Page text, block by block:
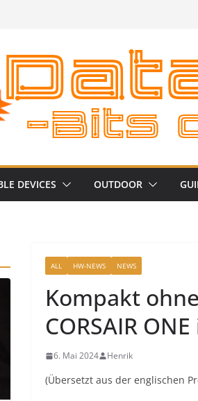
DEVICES OUTDOOR
ALL HW-NEWS NEWS
Kompakt
CORSAIR
6. Mai 2024 Henrik
(Übersetzt aus der englischen